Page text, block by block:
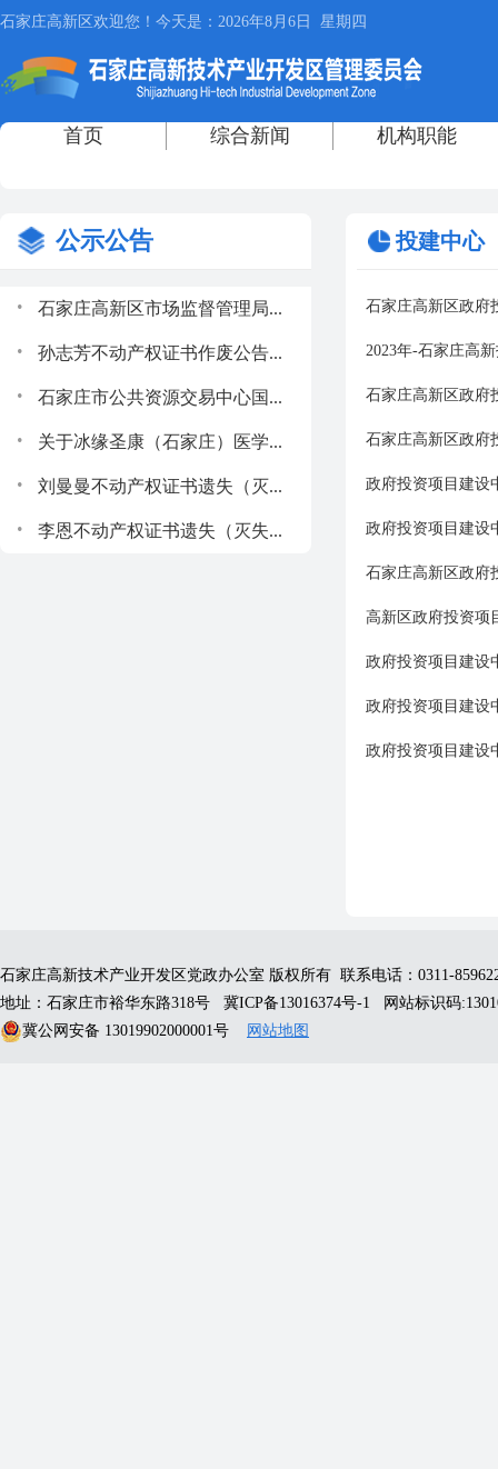
公示公告
. 石家庄高新区市场监督管理局...
. 孙志芳不动产权证书作废公告...
. 石家庄市公共资源交易中心国...
. 关于冰缘圣康（石家庄）医学...
. 刘曼曼不动产权证书遗失（灭...
. 李恩不动产权证书遗失（灭失...
投建中心
石家庄高新区政府
2023年-石家庄高
石家庄高新区政府
石家庄高新区政府
政府投资项目建设
政府投资项目建设
石家庄高新区政府
高新区政府投资项
政府投资项目建设
政府投资项目建设
政府投资项目建设